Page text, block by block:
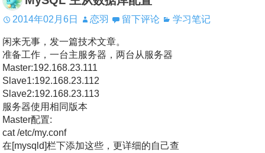
2014年02月6日 恋羽 留下评论 学习笔记
闲来无事，发一篇技术文章。
准备工作，一台主服务器，两台从服务器
Master:192.168.23.111
Slave1:192.168.23.112
Slave2:192.168.23.113
服务器使用相同版本
Master配置:
cat /etc/my.conf
在[mysqld]栏下添加这些，更详细的自己查